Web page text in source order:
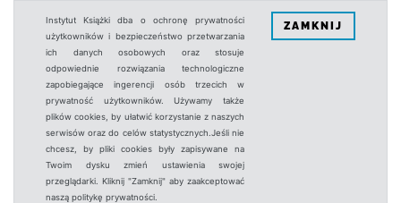
Instytut Książki dba o ochronę prywatności
użytkowników i bezpieczeństwo przetwarzania
ich danych osobowych oraz stosuje
odpowiednie rozwiązania technologiczne
zapobiegające ingerencji osób trzecich w
prywatność użytkowników. Używamy także
plików cookies, by ułatwić korzystanie z naszych
serwisów oraz do celów statystycznych.Jeśli nie
chcesz, by pliki cookies były zapisywane na
Twoim dysku zmień ustawienia swojej
przeglądarki. Kliknij "Zamknij" aby zaakceptować
naszą politykę prywatności.
ZAMKNIJ